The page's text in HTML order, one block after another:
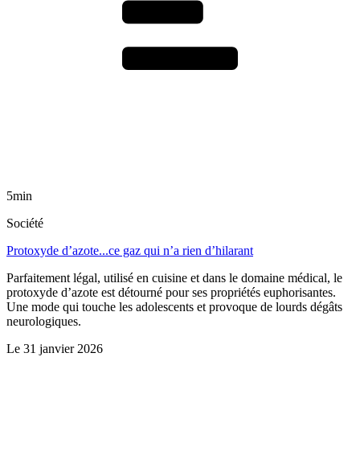
5min
Société
Protoxyde d’azote...ce gaz qui n’a rien d’hilarant
Parfaitement légal, utilisé en cuisine et dans le domaine médical, le
protoxyde d’azote est détourné pour ses propriétés euphorisantes.
Une mode qui touche les adolescents et provoque de lourds dégâts
neurologiques.
Le 31 janvier 2026